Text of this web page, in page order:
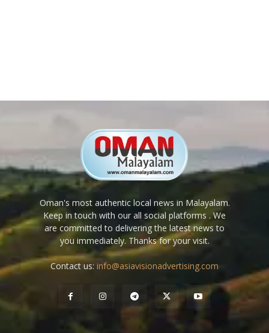
Oman's most authentic local news in Malayalam.
Keep in touch with our all social platforms . We
are committed to delivering the latest news to
you immediately. Thanks for your visit.
Contact us: info@asiavisionadvertising.com